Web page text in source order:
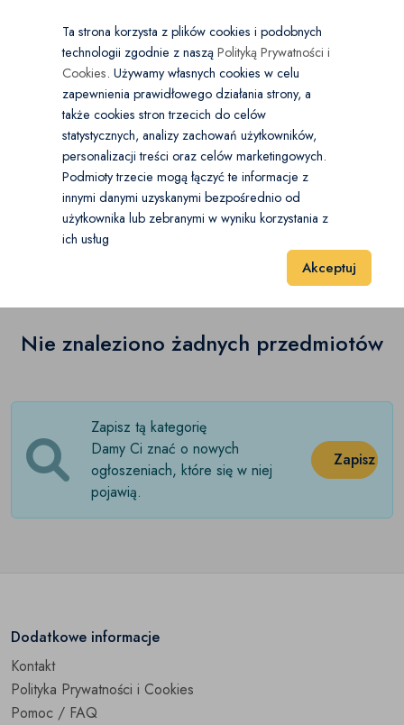
Wybierz kategorię
Rowery
Akcesoria rowerowe(0)
Części rowerowe(0)
Odzież i obuwie rowerowe
Rowery crossowe(0)
Rowery dziecięce(0)
Rowery gravel(0)
Rowery miejskie(0)
Rowery trekkingowe (0)
Przyczepki rowerowe
Pozostałe(0)
×
Kraj PL
PLN
Sport i Hobby Rowery Odzież i obuwie rowerowe
Odzież i obuwie rowerowe (0)
20 60
Nie znaleziono żadnych przedmiotów
Zapisz tą kategorię
Damy Ci znać o nowych
ogłoszeniach, które się w niej
pojawią.
Zapisz
Dodatkowe informacje
Kontakt
Polityka Prywatności i Cookies
Pomoc / FAQ
Ta strona korzysta z plików cookies i podobnych
technologii zgodnie z nasząPolityką Prywatności i
Cookies. Używamy własnych cookies w celu
zapewnienia prawidłowego działania strony, a
także cookies stron trzecich do celów
statystycznych, analizy zachowań użytkowników,
personalizacji treści oraz celów marketingowych.
Podmioty trzecie mogą łączyć te informacje z
innymi danymi uzyskanymi bezpośrednio od
użytkownika lub zebranymi w wyniku korzystania z
ich usług
Akceptuj